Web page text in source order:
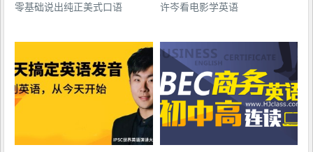
零基础说出纯正美式口语 许岑看电影学英语